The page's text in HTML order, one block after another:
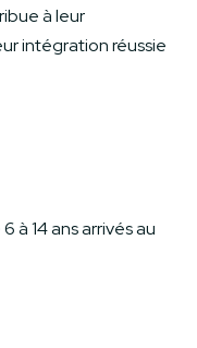
à leur
intégration réussie
à 14 ans arrivés au